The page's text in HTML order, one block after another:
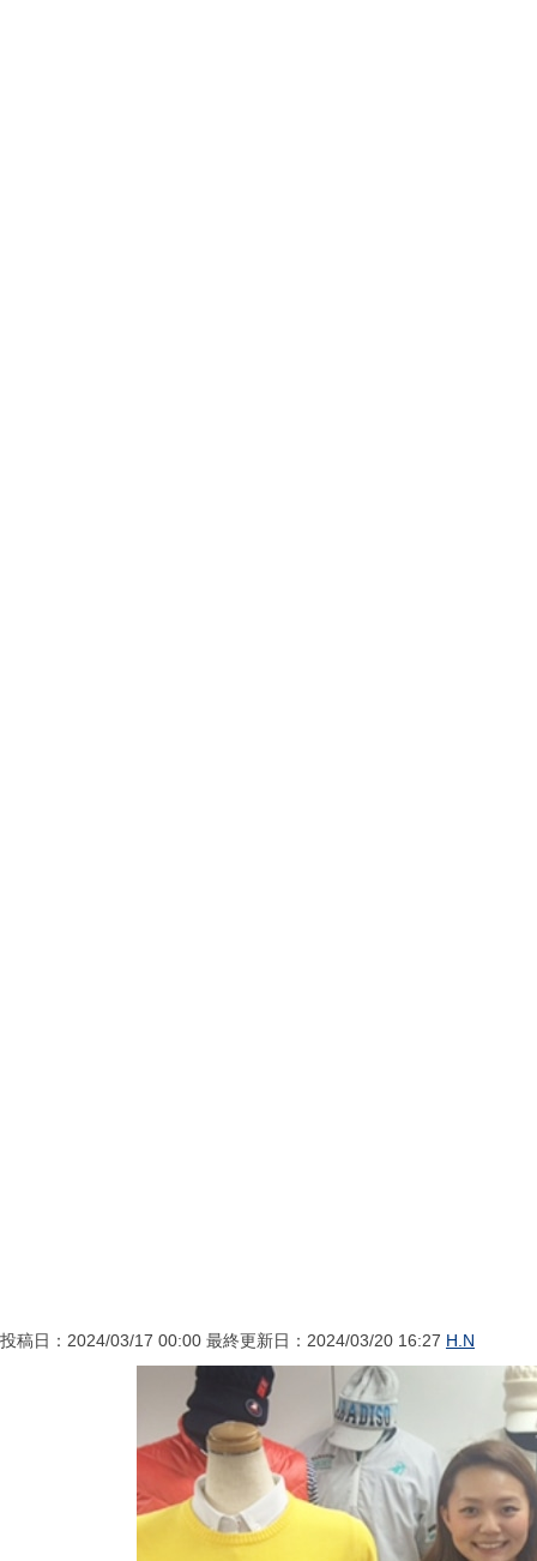
投稿日：2024/03/17 00:00 最終更新日：2024/03/20 16:27 H.N